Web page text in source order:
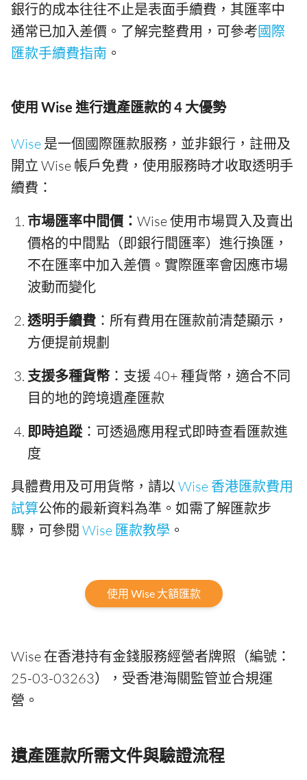
銀行的成本往往不止是表面手續費，其匯率中
通常已加入差價。了解完整費用，可參考國際
匯款手續費指南 。
使用 Wise 進行遺產匯款的 4 大優勢
Wise 是一個國際匯款服務，並非銀行，註冊及
開立 Wise 帳戶免費，使用服務時才收取透明手
續費：
市場匯率中間價： Wise 使用市場買入及賣出
價格的中間點（即銀行間匯率）進行換匯，
不在匯率中加入差價。實際匯率會因應市場
波動而變化
透明手續費 ：所有費用在匯款前清楚顯示，
方便提前規劃
支援多種貨幣：支援 40+ 種貨幣，適合不同
目的地的跨境遺產匯款
即時追蹤：可透過應用程式即時查看匯款進
度
具體費用及可用貨幣，請以 Wise 香港匯款費用
試算公佈的最新資料為準。如需了解匯款步
驟，可參閱 Wise 匯款教學 。
使用 Wise 大額匯款
Wise 在香港持有金錢服務經營者牌照（編號：
25-03-03263），受香港海關監管並合規運
營。
遺產匯款所需文件與驗證流程